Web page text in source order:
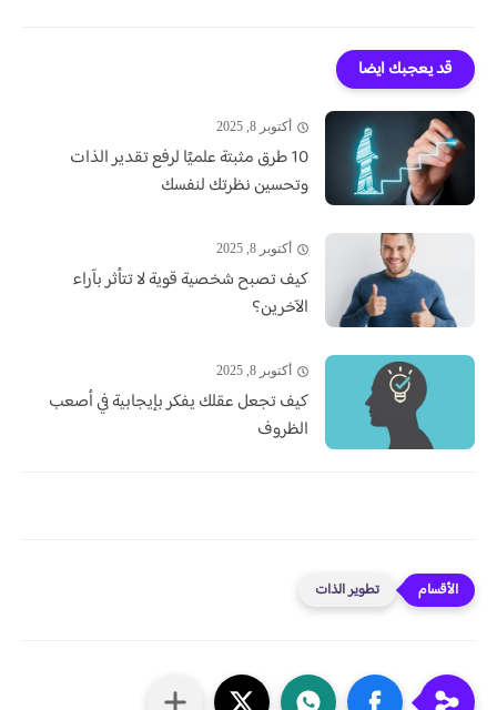
قد يعجبك ايضا
أكتوبر 8, 2025
10 طرق مثبتة علميًا لرفع تقدير الذات
وتحسين نظرتك لنفسك
أكتوبر 8, 2025
كيف تصبح شخصية قوية لا تتأثر بآراء
الآخرين؟
أكتوبر 8, 2025
كيف تجعل عقلك يفكر بإيجابية في أصعب
الظروف
تطوير الذات